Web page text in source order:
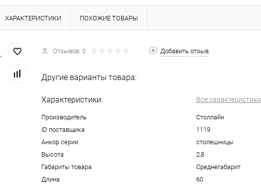
ХАРАКТЕРИСТИКИ ПОХОЖИЕ ТОВАРЫ
Отзывов: 0 Добавить отзыв
Другие варианты товара:
Характеристики: Все характеристики
Производитель
Столлайн
ID поставщика
1119
Анкор серии
столешницы
Высота
2,8
Габариты товара
Среднегабарит
Длина
60